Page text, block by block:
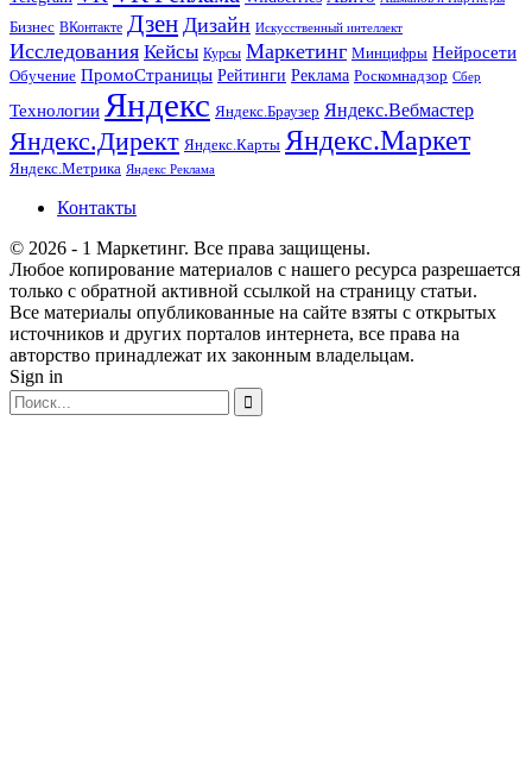
Бизнес ВКонтакте Дзен Дизайн Искусственный интеллект
Исследования Кейсы Курсы Маркетинг Минцифры Нейросети
Обучение ПромоСтраницы Рейтинги Реклама Роскомнадзор Сбер
Технологии Яндекс Яндекс.Браузер Яндекс.Вебмастер
Яндекс.Директ Яндекс.Карты Яндекс.Маркет
Яндекс.Метрика Яндекс Реклама
Контакты
© 2026 - 1 Маркетинг. Все права защищены.
Любое копирование материалов с нашего ресурса разрешается
только с обратной активной ссылкой на страницу статьи.
Все материалы опубликованные на сайте взяты с открытых
источников и других порталов интернета, все права на
авторство принадлежат их законным владельцам.
Sign in